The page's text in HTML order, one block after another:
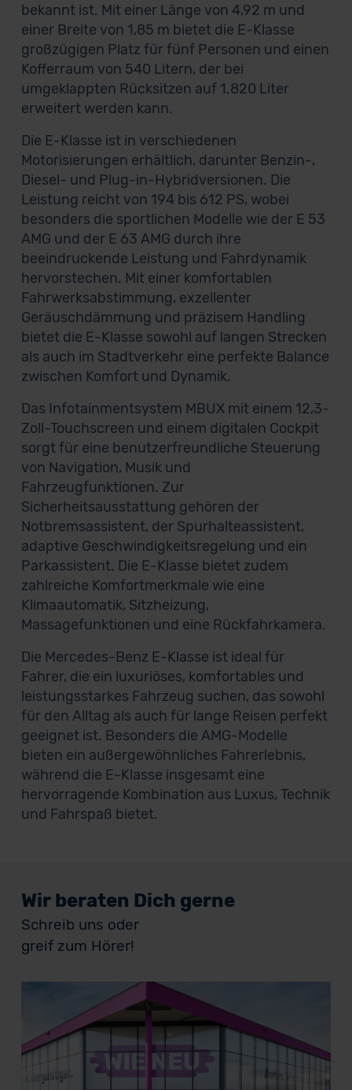
bekannt ist. Mit einer Länge von 4,92 m und
einer Breite von 1,85 m bietet die E-Klasse
großzügigen Platz für fünf Personen und einen
Kofferraum von 540 Litern, der bei
umgeklappten Rücksitzen auf 1.820 Liter
erweitert werden kann.
Die E-Klasse ist in verschiedenen
Motorisierungen erhältlich, darunter Benzin-,
Diesel- und Plug-in-Hybridversionen. Die
Leistung reicht von 194 bis 612 PS, wobei
besonders die sportlichen Modelle wie der E 53
AMG und der E 63 AMG durch ihre
beeindruckende Leistung und Fahrdynamik
hervorstechen. Mit einer komfortablen
Fahrwerksabstimmung, exzellenter
Geräuschdämmung und präzisem Handling
bietet die E-Klasse sowohl auf langen Strecken
als auch im Stadtverkehr eine perfekte Balance
zwischen Komfort und Dynamik.
Das Infotainmentsystem MBUX mit einem 12,3-
Zoll-Touchscreen und einem digitalen Cockpit
sorgt für eine benutzerfreundliche Steuerung
von Navigation, Musik und
Fahrzeugfunktionen. Zur
Sicherheitsausstattung gehören der
Notbremsassistent, der Spurhalteassistent,
adaptive Geschwindigkeitsregelung und ein
Parkassistent. Die E-Klasse bietet zudem
zahlreiche Komfortmerkmale wie eine
Klimaautomatik, Sitzheizung,
Massagefunktionen und eine Rückfahrkamera.
Die Mercedes-Benz E-Klasse ist ideal für
Fahrer, die ein luxuriöses, komfortables und
leistungsstarkes Fahrzeug suchen, das sowohl
für den Alltag als auch für lange Reisen perfekt
geeignet ist. Besonders die AMG-Modelle
bieten ein außergewöhnliches Fahrerlebnis,
während die E-Klasse insgesamt eine
hervorragende Kombination aus Luxus, Technik
und Fahrspaß bietet.
Wir beraten Dich gerne
Schreib uns oder
greif zum Hörer!